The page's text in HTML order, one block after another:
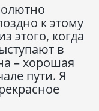
к этому
этого, когда
в
– хорошая
пути. Я